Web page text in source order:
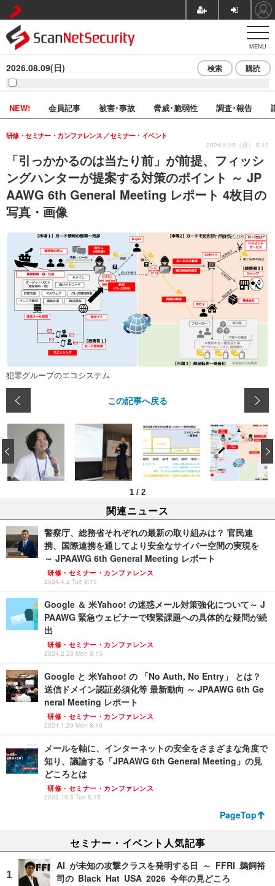
MENU
2026.08.09(日) 検索 購読
NEW! 会員記事 被害･事故 脅威･脆弱性 調査･報告
「引っかかるのは当たり前」が前提、フィッシ
ングハンターが提案する対策のポイント ～ JP
AAWG 6th General Meeting レポート 4枚目の
写真・画像
研修・セミナー・カンファレンス セミナー・イベント
2024.4.15（月） 8:10
犯罪グループのエコシステム
この記事へ戻る
1 / 2
‹
関連ニュース
警察庁、総務省それぞれの最新の取り組みは？ 官民連
携、国際連携を通してより安全なサイバー空間の実現を
～ JPAAWG 6th General Meeting レポート
研修・セミナー・カンファレンス
2024.4.2 Tue 8:15
Google ＆ 米Yahoo! の迷惑メール対策強化について～ J
PAAWG 緊急ウェビナーで喫緊課題への具体的な疑問が続
出
研修・セミナー・カンファレンス
2024.2.26 Mon 8:15
Google と 米Yahoo! の 「No Auth, No Entry」 とは？
送信ドメイン認証必須化等 最新動向 ～ JPAAWG 6th Ge
neral Meeting レポート
研修・セミナー・カンファレンス
2024.1.29 Mon 8:10
メールを軸に、インターネットの安全をさまざまな角度で
知り、議論する「JPAAWG 6th General Meeting」の見
どころとは
研修・セミナー・カンファレンス
2023.10.3 Tue 8:15
PageTop
セミナー・イベント人気記事
AI が未知の攻撃クラスを発明する日 ～ FFRI 鵜飼裕
司の Black Hat USA 2026 今年の見どころ